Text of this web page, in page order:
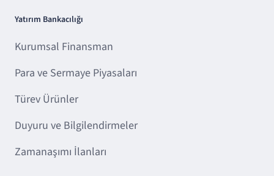
Yatırım Bankacılığı
Kurumsal Finansman
Para ve Sermaye Piyasaları
Türev Ürünler
Duyuru ve Bilgilendirmeler
Zamanaşımı İlanları